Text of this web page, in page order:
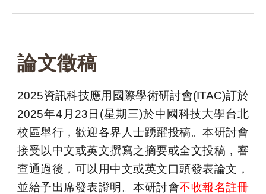
論文徵稿
2025資訊科技應用國際學術研討會(ITAC)訂於
2025年4月23日(星期三)於中國科技大學台北
校區舉行，歡迎各界人士踴躍投稿。本研討會
接受以中文或英文撰寫之摘要或全文投稿，審
查通過後，可以用中文或英文口頭發表論文，
並給予出席發表證明。本研討會不收報名註冊